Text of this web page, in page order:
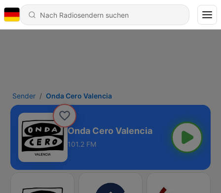
Sender Onda Cero Valencia
Onda Cero Valencia
101.2 FM